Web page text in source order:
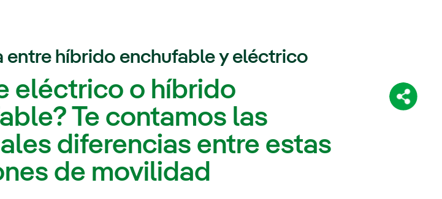
Grupo Iberdrola
Redes
Generación
entre híbrido enchufable y eléctrico
eléctrico o híbrido
Te contamos las
diferencias entre estas
de movilidad